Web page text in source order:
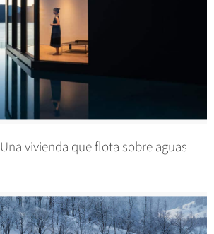
Una vivienda que flota sobre aguas